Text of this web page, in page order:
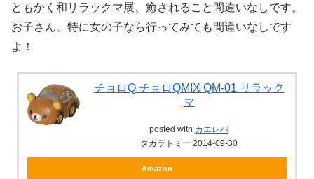
ともかく和リラックマ展、癒されること間違いなしです。
お子さん、特に女の子なら行ってみても間違いなしです
よ！
チョロQ チョロQMIX QM-01 リラック
マ
posted with カエレバ
タカラトミー 2014-09-30
Amazon